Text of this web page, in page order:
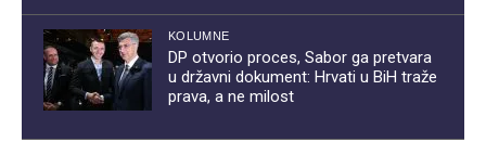
KOLUMNE
DP otvorio proces, Sabor ga pretvara
u državni dokument: Hrvati u BiH traže
prava, a ne milost